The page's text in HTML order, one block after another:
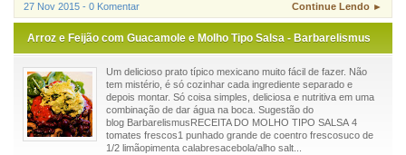
27 Nov 2015 - 0 Komentar Continue Lendo ►
Arroz e Feijão com Guacamole e Molho Tipo Salsa - Barbarelismus
Um delicioso prato típico mexicano muito fácil de fazer. Não
tem mistério, é só cozinhar cada ingrediente separado e
depois montar. Só coisa simples, deliciosa e nutritiva em uma
combinação de dar água na boca. Sugestão do
blog BarbarelismusRECEITA DO MOLHO TIPO SALSA 4
tomates frescos1 punhado grande de coentro frescosuco de
1/2 limãopimenta calabresacebola/alho salt...